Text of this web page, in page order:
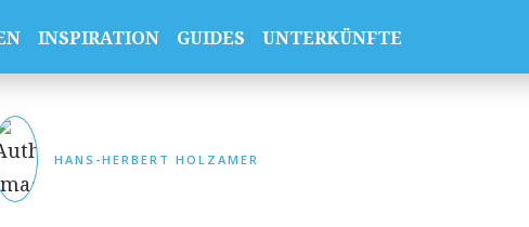
INSPIRATION GUIDES UNTERKÜNFTE
HANS-HERBERT HOLZAMER